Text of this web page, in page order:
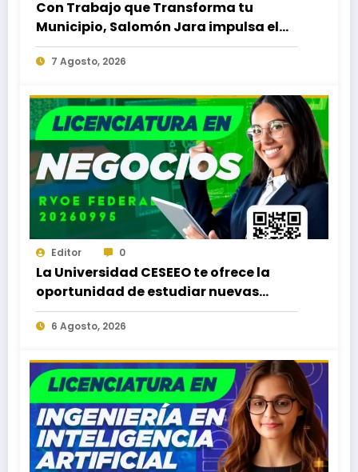
Con Trabajo que Transforma tu
Municipio, Salomón Jara impulsa el
desarrollo de Santiago Minas
7 Agosto, 2026
Editor 0
La Universidad CESEEO te ofrece la
oportunidad de estudiar nuevas
Licenciaturas en los Campus Oaxaca,
Puerto Escondido, Ixtepec y en la
6 Agosto, 2026